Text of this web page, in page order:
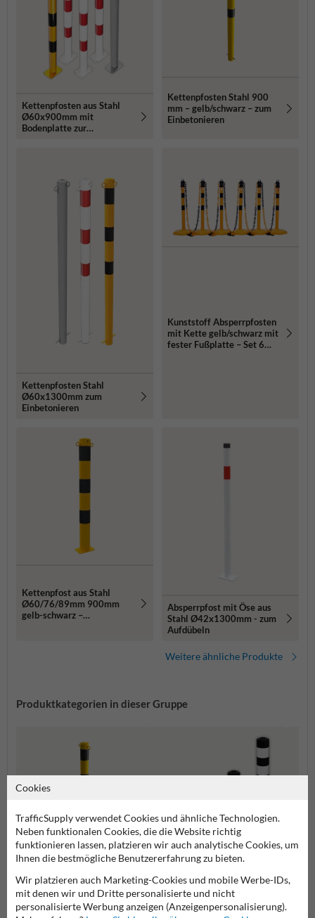
Kettenpfosten aus Stahl
Ø60x900mm mit
Bodenplatte zur
Kettenpfosten Stahl 900
mm – gelb/schwarz – zum
Einbetonieren
Kettenpfosten Stahl
Ø60x1300mm zum
Einbetonieren
Kunststoff Absperrpfosten
mit Kette gelb/schwarz mit
fester Fußplatte – Set 6
Kettenpfost aus Stahl
Ø60/76/89mm 900mm
gelb-schwarz –
Absperrpfost mit Öse aus
Stahl Ø42x1300mm - zum
Aufdübeln
Weitere ähnliche Produkte
Produktkategorien in dieser Gruppe
Absperrpfosten mit Kette
Flexible Poller
Cookies
TrafficSupply verwendet Cookies und ähnliche Technologien.
Neben funktionalen Cookies, die die Website richtig
funktionieren lassen, platzieren wir auch analytische Cookies, um
Ihnen die bestmögliche Benutzererfahrung zu bieten.
Wir platzieren auch Marketing-Cookies und mobile Werbe-IDs,
mit denen wir und Dritte personalisierte und nicht
personalisierte Werbung anzeigen (Anzeigenpersonalisierung).